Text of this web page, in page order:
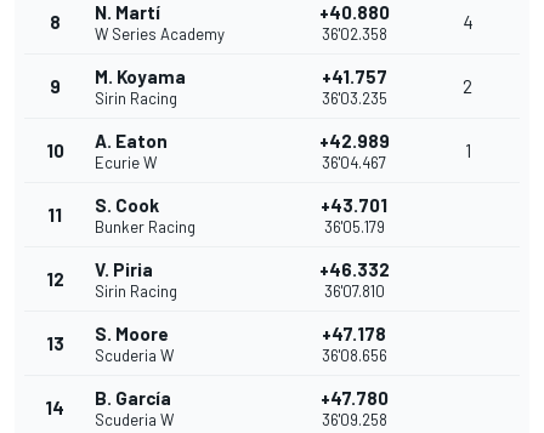
8 N. Martí
W Series Academy
+40.880
36'02.358
4
9 M. Koyama
Sirin Racing
+41.757
36'03.235
2
10 A. Eaton
Ecurie W
+42.989
36'04.467
1
11 S. Cook
Bunker Racing
+43.701
36'05.179
12 V. Piria
Sirin Racing
+46.332
36'07.810
13 S. Moore
Scuderia W
+47.178
36'08.656
14 B. García
Scuderia W
+47.780
36'09.258